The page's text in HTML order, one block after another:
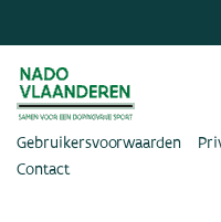
Gebruikersvoorwaarden
Contact